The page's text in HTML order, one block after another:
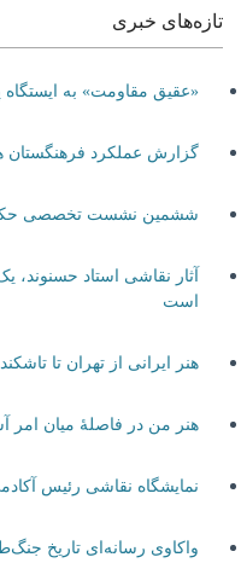
تازه‌های خبری
«عقیق مقاومت» به ایستگاه
گزارش عملکرد فرهنگستان هنر در سال
ششمین نشست تخصصی حکمت
آثار نقاشی استاد حسنوند،
است
هنر ایرانی از تهران تا تاشکند
هنر من در فاصلۀ میان امر
نمایشگاه نقاشی رئیس
واکاوی رسانه‌ای تاریخ